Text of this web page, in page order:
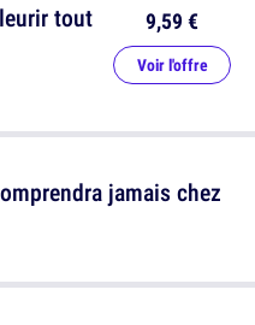
jamais chez
tout
9,59 €
Voir l'offre